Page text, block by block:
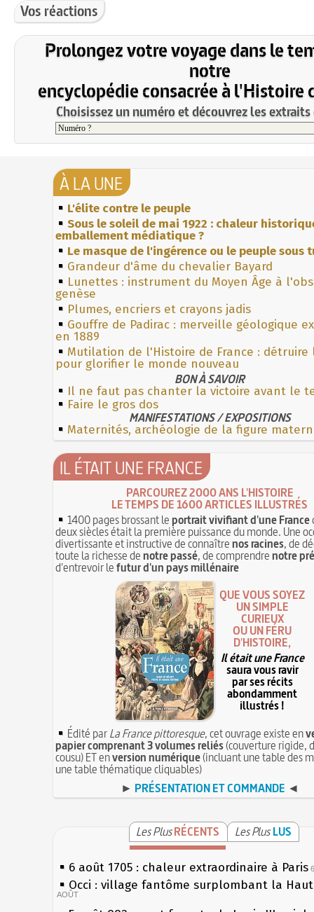
Vos réactions
Prolongez votre voyage dans le
notre
encyclopédie consacrée à l'Histoire
Choisissez un numéro et découvrez les
À LA UNE
L'élite contre le peuple
Sous le soleil de mai 1922 : chaleur
emballement médiatique ?
Le masque de l'ingérence ou le peuple sous
Grandeur d'âme du chevalier Bayard
Lunettes : instrument du Moyen Âge à
genèse
Plumes, encriers et crayons jadis
Gouffre de Padirac : merveille géologique
en 1889
Mutilation de l'Histoire de France : détruire
pour glorifier le monde nouveau
BON À SAVOIR
Il ne faut pas chanter la victoire avant le
Faire le gros dos
MANIFESTATIONS / EXPOSITIONS
Maternités, archéologie de la figure
IL ÉTAIT UNE FRANCE
PARCOUREZ 2000 ANS L'HISTOIRE
LE TEMPS DE 1600 ARTICLES ILLUSTRÉS
1400 pages brossant leportrait vivifiant d'une France
deux siècles était la première puissance du monde. Une
divertissante et instructive de connaîtrenos racines, de
toute la richesse denotre passé, de comprendrenotre
d'entrevoir lefutur d'un pays millénaire
QUE VOUS SOYEZ
UN SIMPLE
CURIEUX
OU UN FÉRU
D'HISTOIRE,
Il était une France
saura vous ravir
par ses récits
abondamment
illustrés !
Édité parLa France pittoresque, cet ouvrage existe en
papier comprenant 3 volumes reliés(couverture rigide,
cousu) ET enversion numérique(incluant une table des
une table thématique cliquables)
► PRÉSENTATION ET COMMANDE ◄
Les PlusRÉCENTS Les Plus LUS
6 août 1705 : chaleur extraordinaire à Paris
Occi : village fantôme surplombant la
AOÛT